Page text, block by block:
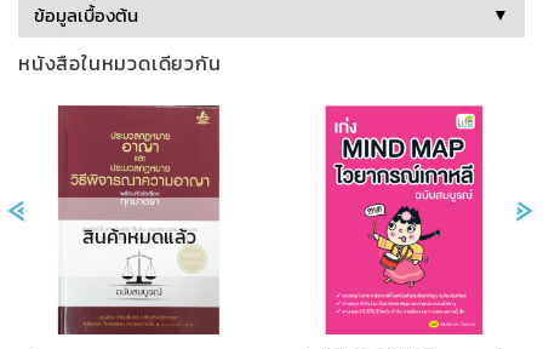
ข้อมูลเบื้องต้น ▼
สินค้าหมดแล้ว